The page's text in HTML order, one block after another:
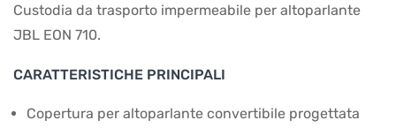
Custodia da trasporto impermeabile per altoparlante
JBL EON 710.
CARATTERISTICHE PRINCIPALI
Copertura per altoparlante convertibile progettata